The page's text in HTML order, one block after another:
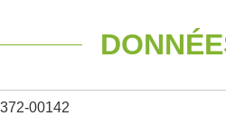
00142